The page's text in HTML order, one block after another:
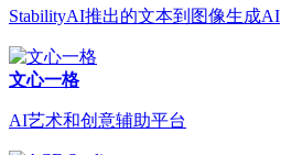
StabilityAI推出的文本到图像生成AI
文心一格
AI艺术和创意辅助平台